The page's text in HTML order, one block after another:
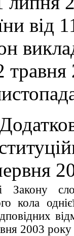
від
Закону
кола
2003